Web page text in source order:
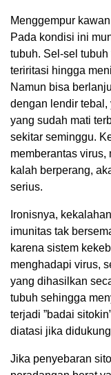
Menggempur
Pada kondisi ini
tubuh. Sel-sel
teriritasi hingga
Namun bisa
dengan lendir
yang sudah mati
sekitar seminggu.
memberantas
kalah berperang,
serius.
Ironisnya,
imunitas tak
karena sistem
menghadapi virus,
yang dihasilkan
tubuh sehingga
terjadi ”badai
diatasi jika
Jika penyebaran